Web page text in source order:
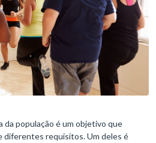
da população é um objetivo que
diferentes requisitos. Um deles é